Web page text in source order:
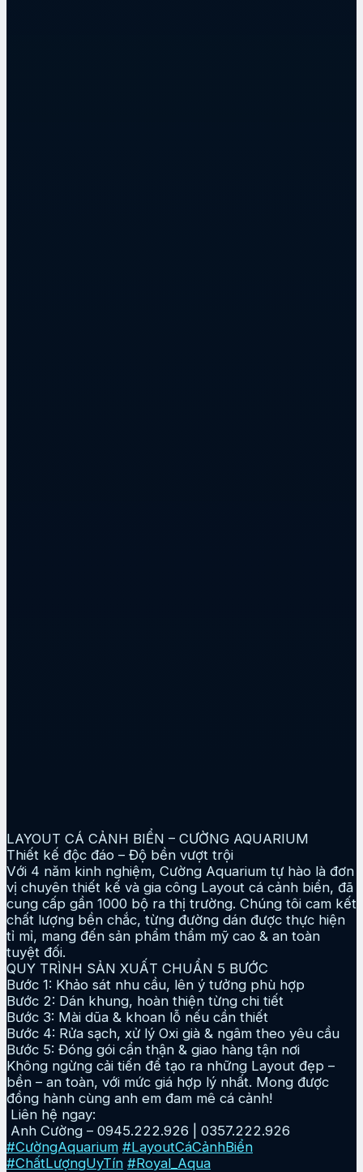
LAYOUT CÁ CẢNH BIỂN – CƯỜNG AQUARIUM
Thiết kế độc đáo – Độ bền vượt trội
Với 4 năm kinh nghiệm, Cường Aquarium tự hào là đơn
vị chuyên thiết kế và gia công Layout cá cảnh biển, đã
cung cấp gần 1000 bộ ra thị trường. Chúng tôi cam kết
chất lượng bền chắc, từng đường dán được thực hiện
tỉ mỉ, mang đến sản phẩm thẩm mỹ cao & an toàn
tuyệt đối.
QUY TRÌNH SẢN XUẤT CHUẨN 5 BƯỚC
Bước 1: Khảo sát nhu cầu, lên ý tưởng phù hợp
Bước 2: Dán khung, hoàn thiện từng chi tiết
Bước 3: Mài dũa & khoan lỗ nếu cần thiết
Bước 4: Rửa sạch, xử lý Oxi già & ngâm theo yêu cầu
Bước 5: Đóng gói cẩn thận & giao hàng tận nơi
Không ngừng cải tiến để tạo ra những Layout đẹp –
bền – an toàn, với mức giá hợp lý nhất. Mong được
đồng hành cùng anh em đam mê cá cảnh!
Liên hệ ngay:
Anh Cường – 0945.222.926 | 0357.222.926
#CườngAquarium #LayoutCáCảnhBiển
#ChấtLượngUyTín #Royal_Aqua